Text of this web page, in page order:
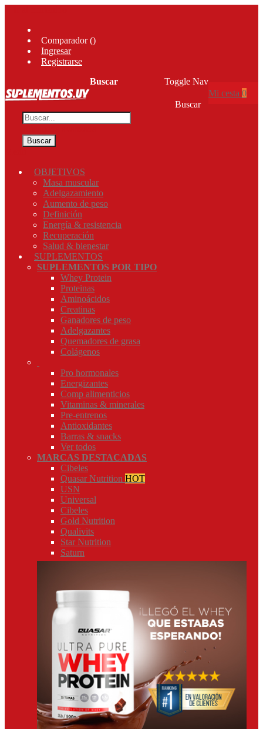
Comparador ()
Ingresar
Registrarse
Mi cesta 0
Toggle Nav
Buscar
Buscar
Buscar
OBJETIVOS
Masa muscular
Adelgazamiento
Aumento de peso
Definición
Energía & resistencia
Recuperación
Salud & bienestar
SUPLEMENTOS
SUPLEMENTOS POR TIPO
Whey Protein
Proteinas
Aminoácidos
Creatinas
Ganadores de peso
Adelgazantes
Quemadores de grasa
Colágenos
Pro hormonales
Energizantes
Comp alimenticios
Vitaminas & minerales
Pre-entrenos
Antioxidantes
Barras & snacks
Ver todos
MARCAS DESTACADAS
Cibeles
Quasar Nutrition HOT
USN
Universal
Cibeles
Gold Nutrition
Qualivits
Star Nutrition
Saturn